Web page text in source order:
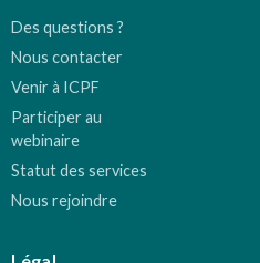
Des questions ?
Nous contacter
Venir à ICPF
Participer au
webinaire
Statut des services
Nous rejoindre